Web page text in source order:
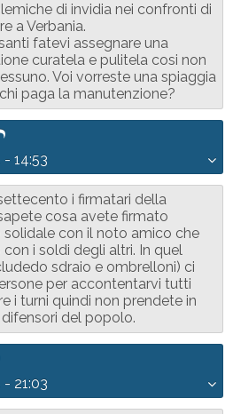
di invidia nei confronti di
a Verbania.
fatevi assegnare una
curatela e pulitela cosi non
Voi vorreste una spiaggia
paga la manutenzione?
14:53
i firmatari della
cosa avete firmato
con il noto amico che
i soldi degli altri. In quel
sdraio e ombrelloni) ci
per accontentarvi tutti
i turni quindi non prendete in
del popolo.
21:03